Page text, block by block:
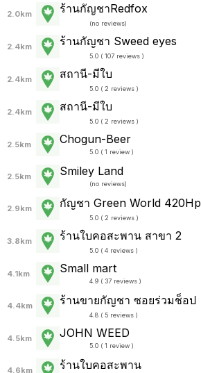
2.0km ร้านกัญชาRedfox
(no reviews)
2.4km ร้านกัญชา Sweed eyes
5.0 ( 107 reviews )
2.4km สถานี-มีใบ
5.0 ( 2 reviews )
2.4km สถานี-มีใบ
5.0 ( 2 reviews )
2.5km Chogun-Beer
5.0 ( 1 review )
2.5km Smiley Land
(no reviews)
2.9km กัญชา Green World 420Hp
5.0 ( 2 reviews )
3.8km ร้านใบคอสะพาน สาขา 2
5.0 ( 4 reviews )
4.1km Small mart
4.9 ( 37 reviews )
4.4km ร้านขายกัญชา ซอยร่วมช็อป
4.8 ( 5 reviews )
4.5km JOHN WEED
5.0 ( 1 review )
4.6km ร้านใบคอสะพาน